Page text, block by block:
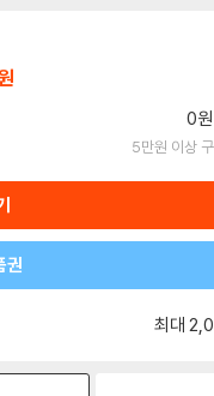
0원
5만원 이상
권
최대